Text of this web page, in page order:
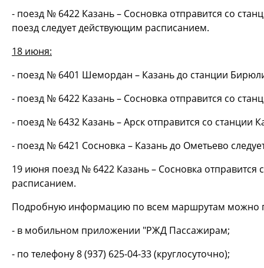
- поезд № 6422 Казань – Сосновка отправится со
поезд следует действующим расписанием.
18 июня:
- поезд № 6401 Шемордан – Казань до станции
- поезд № 6422 Казань – Сосновка отправится со
- поезд № 6432 Казань – Арск отправится со станции
- поезд № 6421 Сосновка – Казань до Ометьево
19 июня поезд № 6422 Казань – Сосновка отправится
расписанием.
Подробную информацию по всем маршрутам можно
- в мобильном приложении "РЖД Пассажирам;
- по телефону 8 (937) 625-04-33 (круглосуточно);